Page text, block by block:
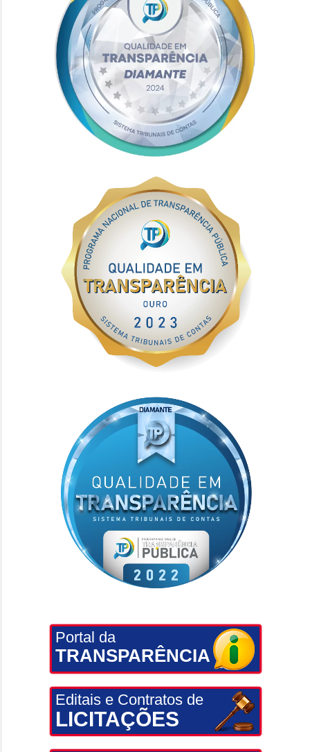
Portal da
TRANSPARÊNCIA
Editais e Contratos de
LICITAÇÕES